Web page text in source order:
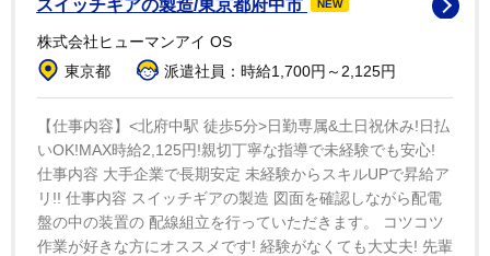
するとノアは、現場の救護スタッフのところに連れて
いくのではなく、自ら治療を始めたそうで、「彼は隅の
ほうへ連れて行って、消毒剤とガーゼを取り出してき
た。私は『ちょっと待って、私ってまさにピットにいる
状態だ』って思ったわ」とレティシアは続けている。
しかし、本物の看護師が通りかかった際、ノアは「僕
スイッチギアの製造/東京都府中市 NEW
株式会社ヒューマンアイ OS
東京都
派遣社員：時給1,700円～2,125円
【仕事内容】<北府中駅 徒歩5分>日勤専属&土日祝休み!日払
いOK!MAX時給2,125円!親切丁寧な指導で未経験でも安心!
仕事内容 大手企業で長期安定 未経験からスキルUPで昇給ア
リ!! 仕事内容 スイッチギアの製造 図面を確認しながら配電
盤の中の装置の 配線組立を行っていただきます。 コツコツ
作業が好きな方にオススメです! 経験がなくても大丈夫! 先輩